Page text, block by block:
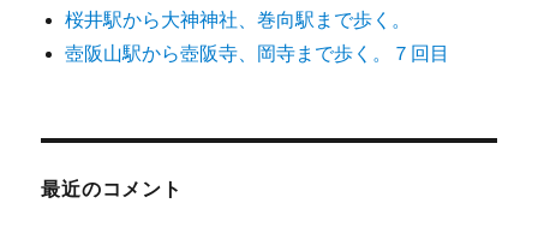
桜井駅から大神神社、巻向駅まで歩く。
壺阪山駅から壺阪寺、岡寺まで歩く。７回目
最近のコメント